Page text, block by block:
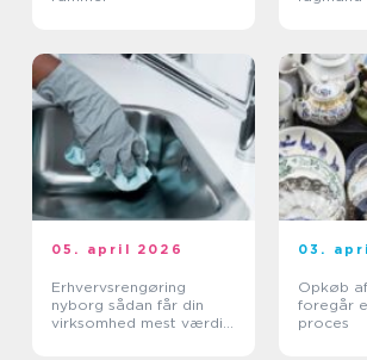
05. april 2026
Erhvervsrengøring
nyborg sådan får din
virksomhed mest værdi
03.
Opkøb af
foregår
proces